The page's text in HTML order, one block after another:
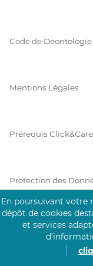
Code de Déontologie
Mentions Légales
Prérequis Click&Care
Protection des
Vie Privée
En poursuivant votre
dépôt de cookies
et services